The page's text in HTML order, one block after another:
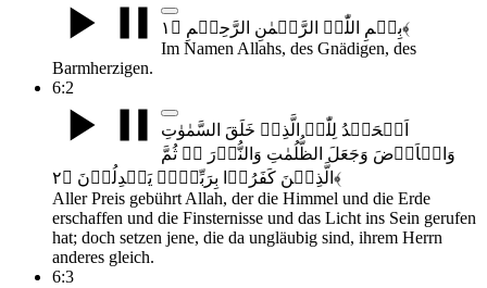
بِسۡمِ اللّٰہِ الرَّحۡمٰنِ الرَّحِیۡمِ ﴿۱﴾
Im Namen Allahs, des Gnädigen, des
Barmherzigen.
6:2
اَلۡحَمۡدُ لِلّٰہِ الَّذِیۡ خَلَقَ السَّمٰوٰتِ
وَالۡاَرۡضَ وَجَعَلَ الظُّلُمٰتِ وَالنُّوۡرَ ۬ؕ ثُمَّ
الَّذِیۡنَ کَفَرُوۡا بِرَبِّہِمۡ یَعۡدِلُوۡنَ ﴿۲﴾
Aller Preis gebührt Allah, der die Himmel und die Erde
erschaffen und die Finsternisse und das Licht ins Sein gerufen
hat; doch setzen jene, die da ungläubig sind, ihrem Herrn
anderes gleich.
6:3